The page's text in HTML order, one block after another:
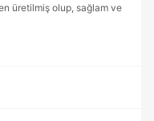
üretilmiş olup, sağlam ve